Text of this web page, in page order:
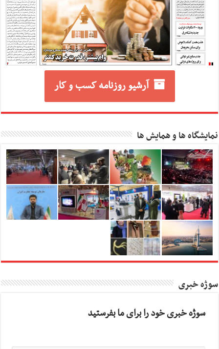
آرشیو روزنامه کسب و کار
نمایشگاه ها و همایش ها
سوژه خبری
سوژه خبری خود را برای ما بفرستید